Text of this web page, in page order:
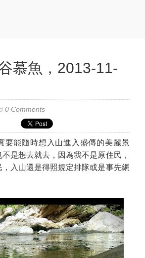
慕魚，2013-11-
0 Comments
要能隨時想入山進入盛傳的美麗景
是想去就去，因為我不是原住民，
入山還是得照規定排隊或是事先網